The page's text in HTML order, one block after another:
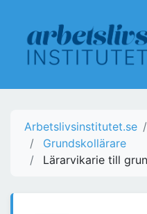
Arbetslivsinstitutet.se
Grundskollärare
Lärarvikarie till